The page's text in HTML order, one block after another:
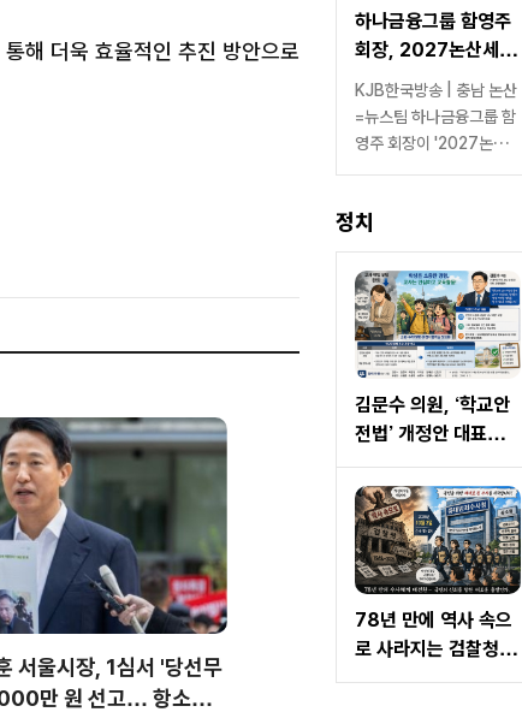
해 더욱 효율적인 추진 방안으로
서울시장, 1심서 '당선무
만 원 선고… 항소심
조
하나금융그룹 함영주
회장, 2027논산세계
딸기산업엑스포 민간
위원장 위촉민관 협력
본격화… "세계 딸기
KJB한국방송 | 충남 논산
=뉴스팀 하나금융그룹 함
영주 회장이 '2027논산
세계딸기산업엑스포' 조직
정치
김문수 의원, ‘학교안
전법’ 개정안 대표발
의…현장체험학습 교
사 면책 범위 명확화
78년 만에 역사 속으
로 사라지는 검찰청…
10월 2일 '중대범죄수